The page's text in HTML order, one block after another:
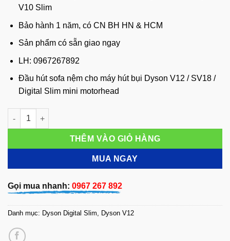
V10 Slim
Bảo hành 1 năm, có CN BH HN & HCM
Sản phẩm có sẵn giao ngay
LH: 0967267892
Đầu hút sofa nệm cho máy hút bụi Dyson V12 / SV18 /
Digital Slim mini motorhead
Đầu hút sofa nệm cho máy hút bụi Dyson V12 / SV18 / Digital
THÊM VÀO GIỎ HÀNG
MUA NGAY
Gọi mua nhanh: 0967 267 892
Danh mục: Dyson Digital Slim, Dyson V12